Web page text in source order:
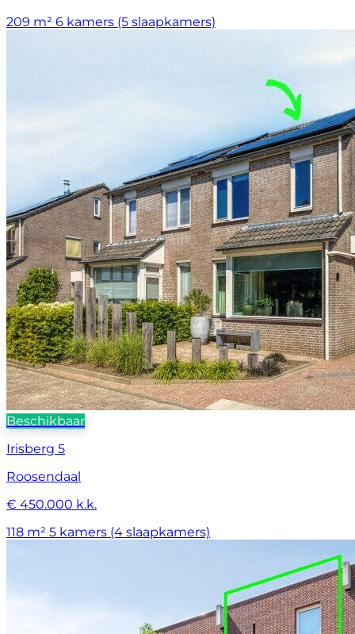
209 m² 6 kamers (5 slaapkamers)
Beschikbaar
Irisberg 5
Roosendaal
€ 450.000 k.k.
118 m² 5 kamers (4 slaapkamers)